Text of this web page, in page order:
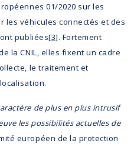
01/2020 sur les
les véhicules connectés et des
publiées[3]. Fortement
la CNIL, elles fixent un cadre
le traitement et
de plus en plus intrusif
les possibilités actuelles de
européen de la protection